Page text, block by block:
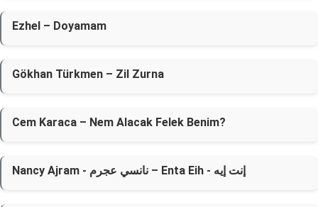
Ezhel – Doyamam
Gökhan Türkmen – Zil Zurna
Cem Karaca – Nem Alacak Felek Benim?
Nancy Ajram - نانسي عجرم – Enta Eih - إنت إيه